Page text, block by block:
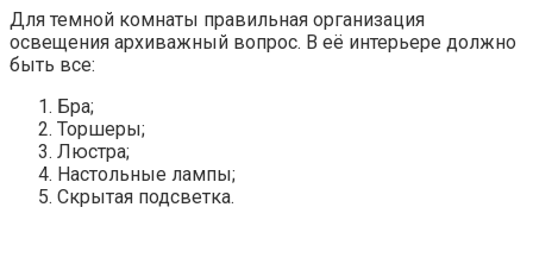
Для темной комнаты правильная организация
освещения архиважный вопрос. В её интерьере должно
быть все:
Бра;
Торшеры;
Люстра;
Настольные лампы;
Скрытая подсветка.